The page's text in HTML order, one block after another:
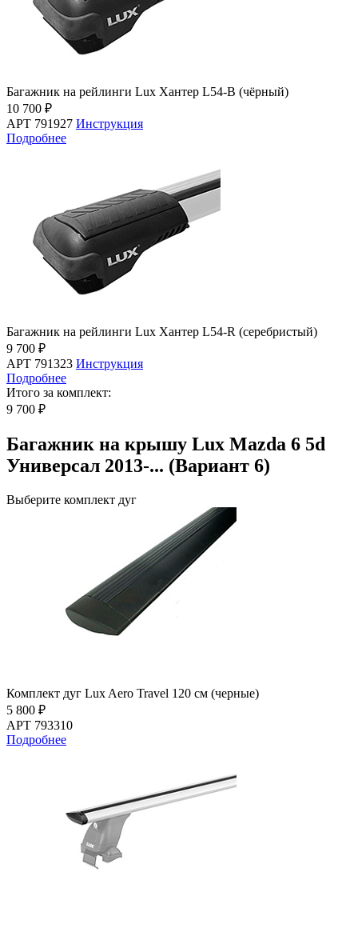
Багажник на рейлинги Lux Хантер L54-B (чёрный)
10 700 ₽
АРТ 791927 Инструкция
Подробнее
Багажник на рейлинги Lux Хантер L54-R (серебристый)
9 700 ₽
АРТ 791323 Инструкция
Подробнее
Итого за комплект:
9 700 ₽
Багажник на крышу Lux Mazda 6 5d
Универсал 2013-... (Вариант 6)
Выберите комплект дуг
Комплект дуг Lux Aero Travel 120 см (черные)
5 800 ₽
АРТ 793310
Подробнее